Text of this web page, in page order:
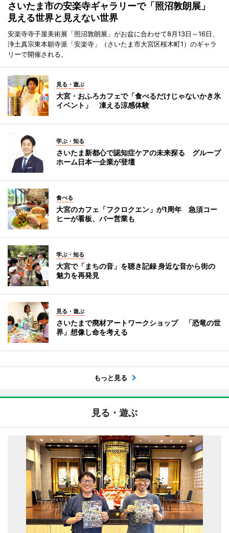
さいたま市の安楽寺ギャラリーで「照沼敦朗展」
見える世界と見えない世界
安楽寺寺子屋美術展「照沼敦朗展」がお盆に合わせて8月13日～16日、
浄土真宗東本願寺派「安楽寺」（さいたま市大宮区桜木町1）のギャラ
リーで開催される。
見る・遊ぶ
大宮・おふろカフェで「食べるだけじゃないかき氷
イベント」 凍える涼感体験
学ぶ・知る
さいたま新都心で認知症ケアの未来探る グループ
ホーム日本一企業が登壇
食べる
大宮のカフェ「フクロクエン」が1周年 急須コー
ヒーが看板、バー営業も
学ぶ・知る
大宮で「まちの音」を聴き記録 身近な音から街の
魅力を再発見
見る・遊ぶ
さいたまで廃材アートワークショップ 「恐竜の世
界」想像し命を考える
もっと見る
見る・遊ぶ